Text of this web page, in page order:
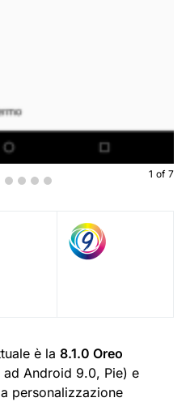
1 of 7
è la 8.1.0 Oreo
ad Android 9.0, Pie) e
personalizzazione